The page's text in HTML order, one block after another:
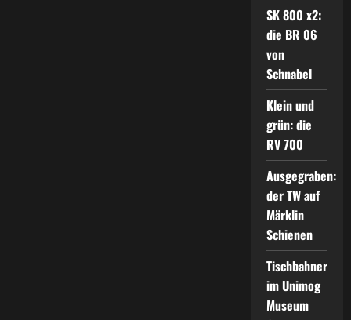
SK 800 x2:
die BR 06
von
Schnabel
Klein und
grün: die
RV 700
Ausgegraben:
der TW auf
Märklin
Schienen
Tischbahner
im Unimog
Museum